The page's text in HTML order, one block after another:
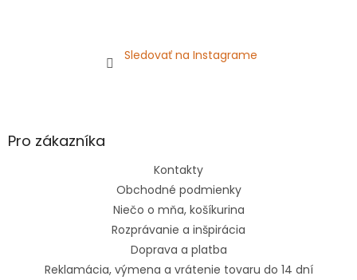
Sledovať na Instagrame
Pro zákazníka
Kontakty
Obchodné podmienky
Niečo o mňa, košíkurina
Rozprávanie a inšpirácia
Doprava a platba
Reklamácia, výmena a vrátenie tovaru do 14 dní